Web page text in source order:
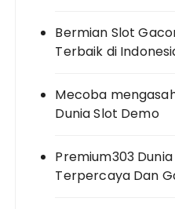
Bermian Slot
Terbaik di
Mecoba
Dunia Slot Demo
Premium303
Terpercaya Dan